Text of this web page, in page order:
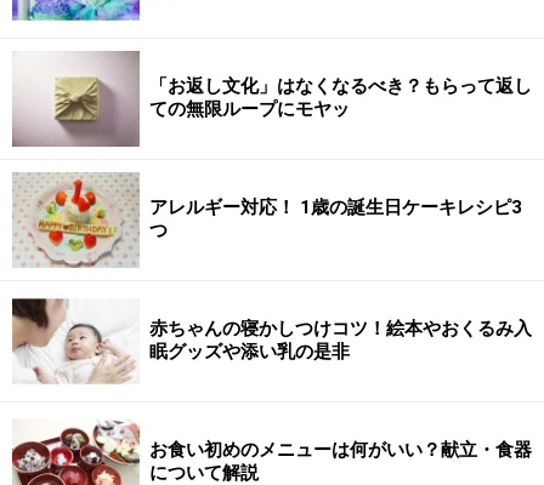
「お返し文化」はなくなるべき？もらって返し
ての無限ループにモヤッ
アレルギー対応！ 1歳の誕生日ケーキレシピ3
つ
赤ちゃんの寝かしつけコツ！絵本やおくるみ入
眠グッズや添い乳の是非
お食い初めのメニューは何がいい？献立・食器
について解説